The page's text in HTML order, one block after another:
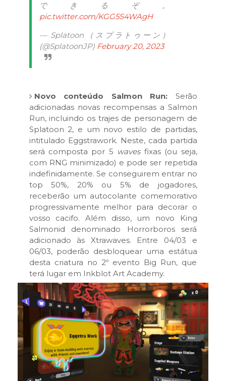
できるぞ。
pic.twitter.com/KGG5S4WAgH
— Splatoon（スプラトゥーン）
(@SplatoonJP) February 20, 2023
Novo conteúdo Salmon Run: Serão
adicionadas novas recompensas a Salmon
Run, incluindo os trajes de personagem de
Splatoon 2, e um novo estilo de partidas,
intitulado Eggstrawork. Neste, cada partida
será composta por 5 wavesfixas (ou seja,
com RNG minimizado) e pode ser repetida
indefinidamente. Se conseguirem entrar no
top 50%, 20% ou 5% de jogadores,
receberão um autocolante comemorativo
progressivamente melhor para decorar o
vosso cacifo. Além disso, um novo King
Salmonid denominado Horrorboros será
adicionado às Xtrawaves. Entre 04/03 e
06/03, poderão desbloquear uma estátua
desta criatura no 2º evento Big Run, que
terá lugar em Inkblot Art Academy.